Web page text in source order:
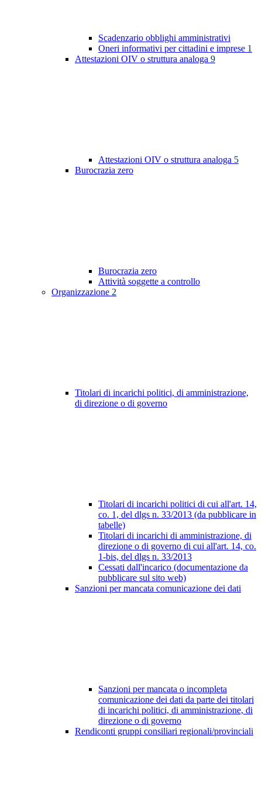
Scadenzario obblighi amministrativi
Oneri informativi per cittadini e imprese 1
Attestazioni OIV o struttura analoga 9
Attestazioni OIV o struttura analoga 5
Burocrazia zero
Burocrazia zero
Attività soggette a controllo
Organizzazione 2
Titolari di incarichi politici, di amministrazione,
di direzione o di governo
Titolari di incarichi politici di cui all'art. 14,
co. 1, del dlgs n. 33/2013 (da pubblicare in
tabelle)
Titolari di incarichi di amministrazione, di
direzione o di governo di cui all'art. 14, co.
1-bis, del dlgs n. 33/2013
Cessati dall'incarico (documentazione da
pubblicare sul sito web)
Sanzioni per mancata comunicazione dei dati
Sanzioni per mancata o incompleta
comunicazione dei dati da parte dei titolari
di incarichi politici, di amministrazione, di
direzione o di governo
Rendiconti gruppi consiliari regionali/provinciali